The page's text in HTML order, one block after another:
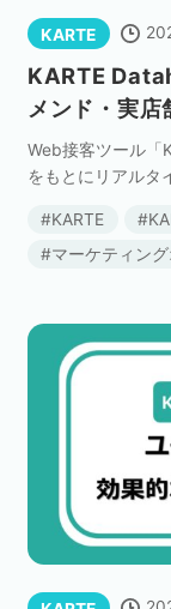
KARTE
KARTE
メンド・実店
Web接客ツール「
をもとにリアルタ
まらず、オフラ
KARTE
マーケティン